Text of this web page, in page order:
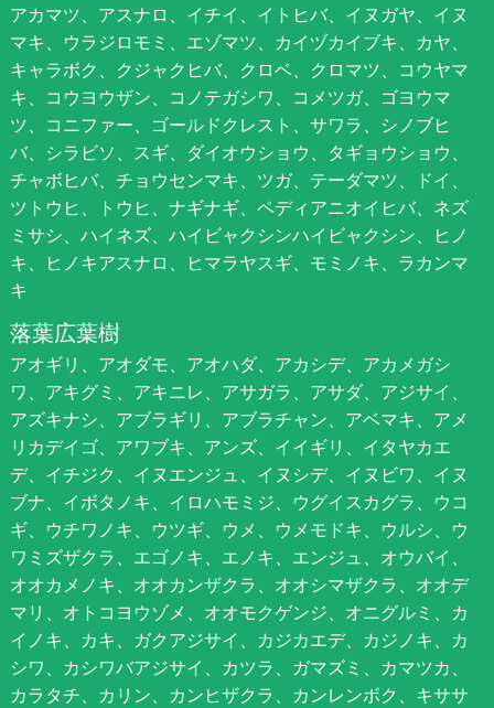
アカマツ、アスナロ、イチイ、イトヒバ、イヌガヤ、イヌ
マキ、ウラジロモミ、エゾマツ、カイヅカイブキ、カヤ、
キャラボク、クジャクヒバ、クロベ、クロマツ、コウヤマ
キ、コウヨウザン、コノテガシワ、コメツガ、ゴヨウマ
ツ、コニファー、ゴールドクレスト、サワラ、シノブヒ
バ、シラビソ、スギ、ダイオウショウ、タギョウショウ、
チャボヒバ、チョウセンマキ、ツガ、テーダマツ、ドイ、
ツトウヒ、トウヒ、ナギナギ、ペディアニオイヒバ、ネズ
ミサシ、ハイネズ、ハイビャクシンハイビャクシン、ヒノ
キ、ヒノキアスナロ、ヒマラヤスギ、モミノキ、ラカンマ
キ
落葉広葉樹
アオギリ、アオダモ、アオハダ、アカシデ、アカメガシ
ワ、アキグミ、アキニレ、アサガラ、アサダ、アジサイ、
アズキナシ、アブラギリ、アブラチャン、アベマキ、アメ
リカデイゴ、アワブキ、アンズ、イイギリ、イタヤカエ
デ、イチジク、イヌエンジュ、イヌシデ、イヌビワ、イヌ
ブナ、イボタノキ、イロハモミジ、ウグイスカグラ、ウコ
ギ、ウチワノキ、ウツギ、ウメ、ウメモドキ、ウルシ、ウ
ワミズザクラ、エゴノキ、エノキ、エンジュ、オウバイ、
オオカメノキ、オオカンザクラ、オオシマザクラ、オオデ
マリ、オトコヨウゾメ、オオモクゲンジ、オニグルミ、カ
イノキ、カキ、ガクアジサイ、カジカエデ、カジノキ、カ
シワ、カシワバアジサイ、カツラ、ガマズミ、カマツカ、
カラタチ、カリン、カンヒザクラ、カンレンボク、キササ